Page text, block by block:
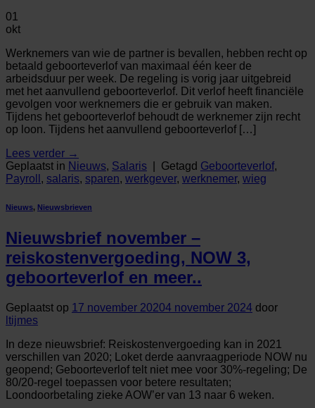
01
okt
Werknemers van wie de partner is bevallen, hebben recht op
betaald geboorteverlof van maximaal één keer de
arbeidsduur per week. De regeling is vorig jaar uitgebreid
met het aanvullend geboorteverlof. Dit verlof heeft financiële
gevolgen voor werknemers die er gebruik van maken.
Tijdens het geboorteverlof behoudt de werknemer zijn recht
op loon. Tijdens het aanvullend geboorteverlof […]
Lees verder →
Geplaatst in Nieuws, Salaris Getagd Geboorteverlof,
Payroll , salaris, sparen, werkgever, werknemer, wieg
Nieuws, Nieuwsbrieven
Nieuwsbrief november –
reiskostenvergoeding, NOW 3,
geboorteverlof en meer..
Geplaatst op 17 november 20204 november 2024 door
ltijmes
In deze nieuwsbrief: Reiskostenvergoeding kan in 2021
verschillen van 2020; Loket derde aanvraagperiode NOW nu
geopend; Geboorteverlof telt niet mee voor 30%-regeling; De
80/20-regel toepassen voor betere resultaten;
Loondoorbetaling zieke AOW’er van 13 naar 6 weken.